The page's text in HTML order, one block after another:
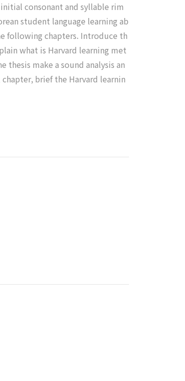
consonant and syllable rim
student language learning ab
following chapters. Introduce th
what is Harvard learning met
make a sound analysis an
brief the Harvard learnin